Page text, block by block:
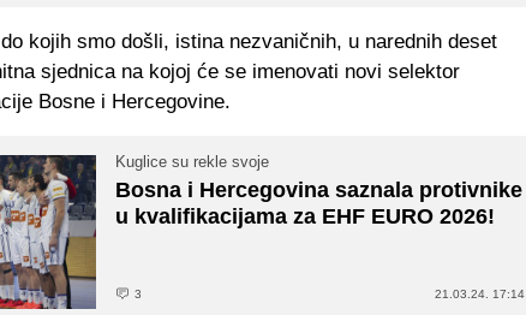
kojih smo došli, istina nezvaničnih, u narednih deset
sjednica na kojoj će se imenovati novi selektor
Bosne i Hercegovine.
Kuglice su rekle svoje
Bosna i Hercegovina saznala protivnike
u kvalifikacijama za EHF EURO 2026!
3 21.03.24. 17:14